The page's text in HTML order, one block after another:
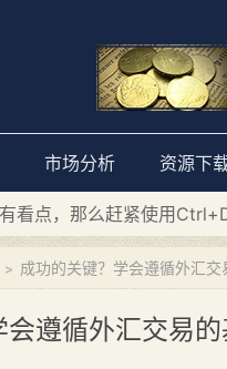
市场分析 资源下
看点，那么赶紧使用
块，欢迎大家访问！---“量
> 成功的关键？学会遵循外汇交
遵循外汇交易